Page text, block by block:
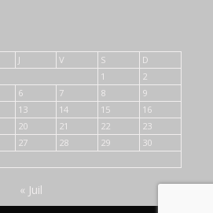
J V S
D
1
2
6 7 8
9
13 14 15
16
20 21 22
23
27 28 29
30
« Juil